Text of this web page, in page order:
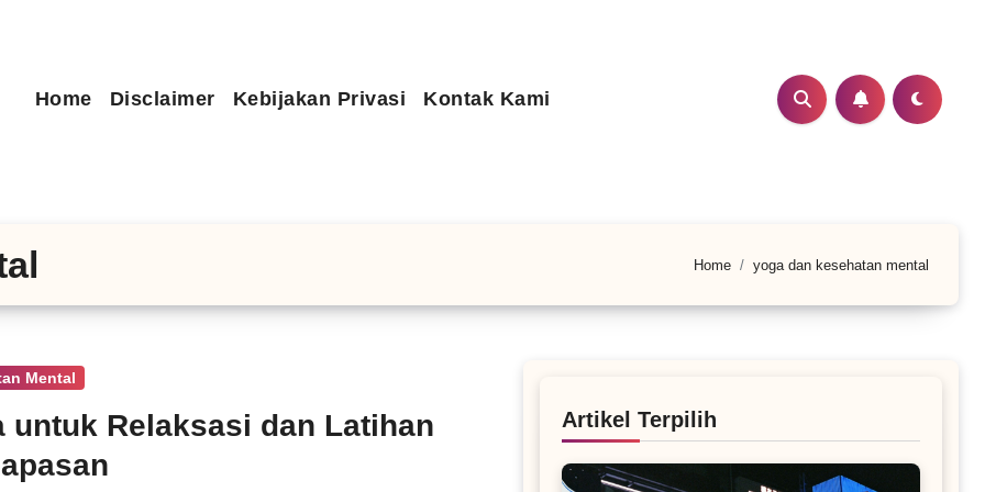
Home Disclaimer Kebijakan Privasi Kontak Kami
Home yoga dan kesehatan mental
Mental
untuk Relaksasi dan Latihan
Artikel Terpilih